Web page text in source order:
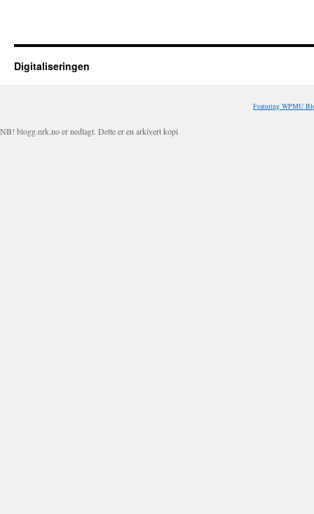
Digitaliseringen
Featuring WPMU
NB! blogg.nrk.no er nedlagt. Dette er en arkivert kopi